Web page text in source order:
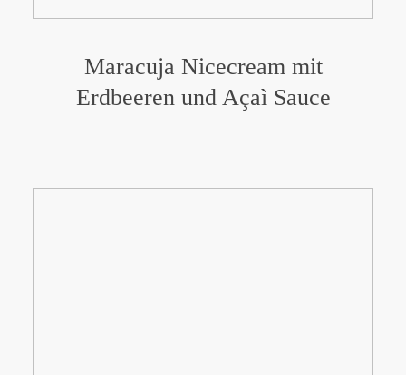
Maracuja Nicecream mit
Erdbeeren und Açaì Sauce